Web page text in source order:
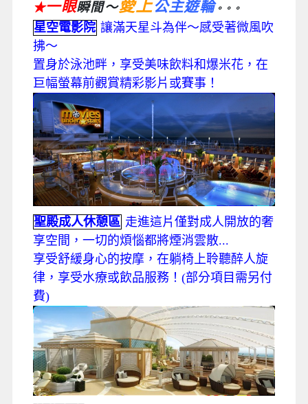
★一眼瞬間～愛上公主遊輪。。。
星空電影院 讓滿天星斗為伴～感受著微風吹
拂～
置身於泳池畔，享受美味飲料和爆米花，在
巨幅螢幕前觀賞精彩影片或賽事！
聖殿成人休憩區 走進這片僅對成人開放的奢
享空間，一切的煩惱都將煙消雲散...
享受舒緩身心的按摩，在躺椅上聆聽醉人旋
律，享受水療或飲品服務！(部分項目需另付
費)